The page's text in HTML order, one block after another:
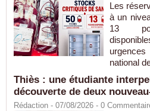
Les
à un
13
national
Thiès : une étudiante
découverte de deux
Rédaction - 07/08/2026 - 0